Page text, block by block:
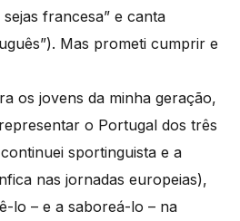
francesa” e canta
Mas prometi cumprir e
os jovens da minha geração,
o Portugal dos três
sportinguista e a
nas jornadas europeias),
lo – e a saboreá-lo – na